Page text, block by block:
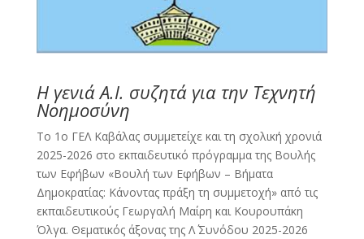
Η γενιά A.I. συζητά για την Τεχνητή
Νοημοσύνη
Το 1ο ΓΕΛ Καβάλας συμμετείχε και τη σχολική χρονιά
2025-2026 στο εκπαιδευτικό πρόγραμμα της Βουλής
των Εφήβων «Βουλή των Εφήβων – Βήματα
Δημοκρατίας: Κάνοντας πράξη τη συμμετοχή» από τις
εκπαιδευτικούς Γεωργαλή Μαίρη και Κουρουπάκη
Όλγα. Θεματικός άξονας της Λ΄ Συνόδου 2025-2026